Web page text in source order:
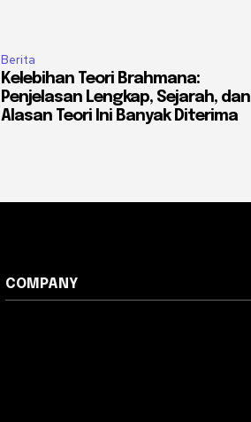
Berita
Kelebihan Teori Brahmana:
Penjelasan Lengkap, Sejarah, dan
Alasan Teori Ini Banyak Diterima
COMPANY